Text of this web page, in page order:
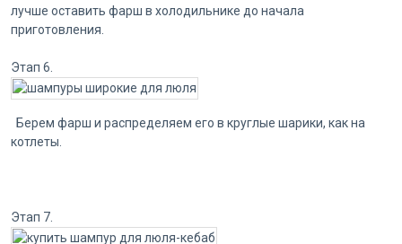
лучше оставить фарш в холодильнике до начала
приготовления.
Этап 6.
Берем фарш и распределяем его в круглые шарики, как на
котлеты.
Этап 7.